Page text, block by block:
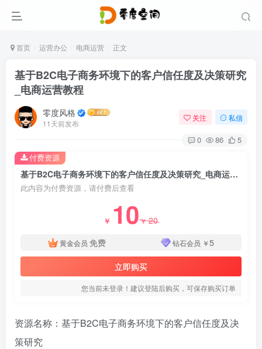
首页 运营办公 电商运营 正文
基于B2C电子商务环境下的客户信任度及决策研究
_电商运营教程
零度风格
11天前发布
关注 私信
0 86 5
基于B2C电子商务环境下的客户信任度及决策研究_电商运营教程
此内容为付费资源，请付费后查看
￥ 10￥20
黄金会员 免费 钻石会员 ￥5
立即购买
您当前未登录！建议登陆后购买，可保存购买订单
付费资源
资源名称：基于B2C电子商务环境下的客户信任度及决
策研究